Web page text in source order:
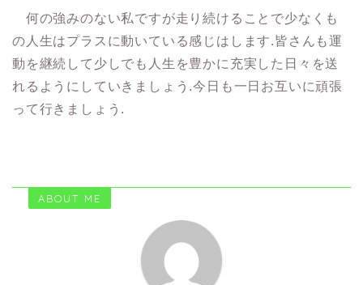
何の強みのない私ですが走り続けることで少なくも
の人生はプラスに動いている感じはします.皆さんも運
動を継続して少しでも人生を豊かに充実した日々を送
れるようにしていきましょう.今日も一日お互いに頑張
って行きましょう.
ABOUT ME